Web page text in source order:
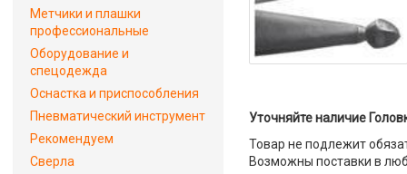
Уточняйте наличие
Товар не подлежит
Возможны поставки в
Метчики и плашки
профессиональные
Оборудование и
спецодежда
Оснастка и приспособления
Пневматический инструмент
Рекомендуем
Сверла